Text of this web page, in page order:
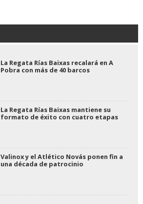
La Regata Rías Baixas recalará en A
Pobra con más de 40 barcos
La Regata Rías Baixas mantiene su
formato de éxito con cuatro etapas
Valinox y el Atlético Novás ponen fin a
una década de patrocinio